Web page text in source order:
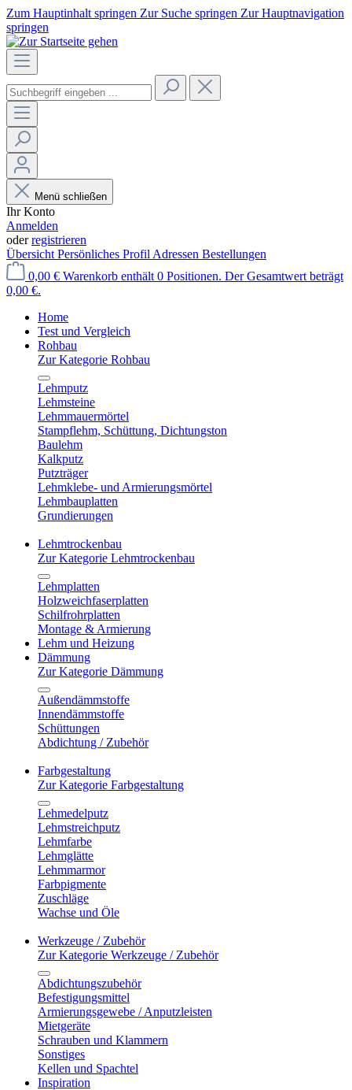
Zum Hauptinhalt springen Zur Suche springen Zur Hauptnavigation
springen
Menü schließen
Ihr Konto
Anmelden
oderregistrieren
Übersicht Persönliches Profil Adressen Bestellungen
0,00 € Warenkorb enthält 0 Positionen. Der Gesamtwert beträgt
0,00 €.
Home
Test und Vergleich
Rohbau
Zur Kategorie Rohbau
Lehmputz
Lehmsteine
Lehmmauermörtel
Stampflehm, Schüttung, Dichtungston
Baulehm
Kalkputz
Putzträger
Lehmklebe- und Armierungsmörtel
Lehmbauplatten
Grundierungen
Lehmtrockenbau
Zur Kategorie Lehmtrockenbau
Lehmplatten
Holzweichfaserplatten
Schilfrohrplatten
Montage & Armierung
Lehm und Heizung
Dämmung
Zur Kategorie Dämmung
Außendämmstoffe
Innendämmstoffe
Schüttungen
Abdichtung / Zubehör
Farbgestaltung
Zur Kategorie Farbgestaltung
Lehmedelputz
Lehmstreichputz
Lehmfarbe
Lehmglätte
Lehmmarmor
Farbpigmente
Zuschläge
Wachse und Öle
Werkzeuge / Zubehör
Zur Kategorie Werkzeuge / Zubehör
Abdichtungszubehör
Befestigungsmittel
Armierungsgewebe / Anputzleisten
Mietgeräte
Schrauben und Klammern
Sonstiges
Kellen und Spachtel
Inspiration